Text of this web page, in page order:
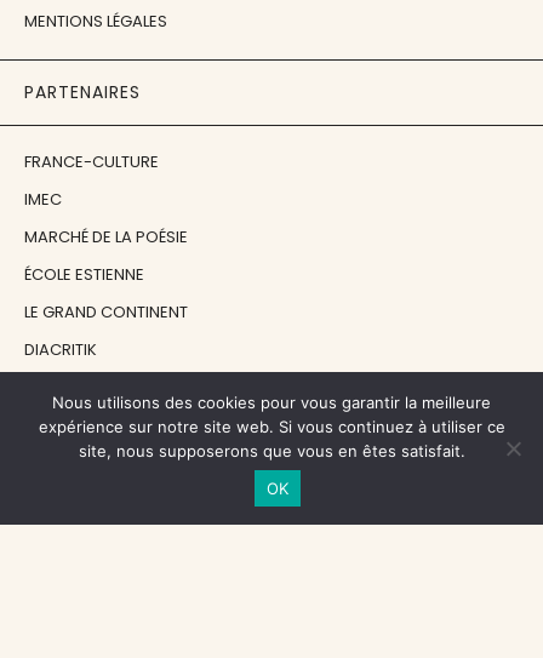
MENTIONS LÉGALES
PARTENAIRES
FRANCE-CULTURE
IMEC
MARCHÉ DE LA POÉSIE
ÉCOLE ESTIENNE
LE GRAND CONTINENT
DIACRITIK
NOS SOUTIENS
CENTRE NATIONAL DU LIVRE
Nous utilisons des cookies pour vous garantir la meilleure
expérience sur notre site web. Si vous continuez à utiliser ce
site, nous supposerons que vous en êtes satisfait.
OK